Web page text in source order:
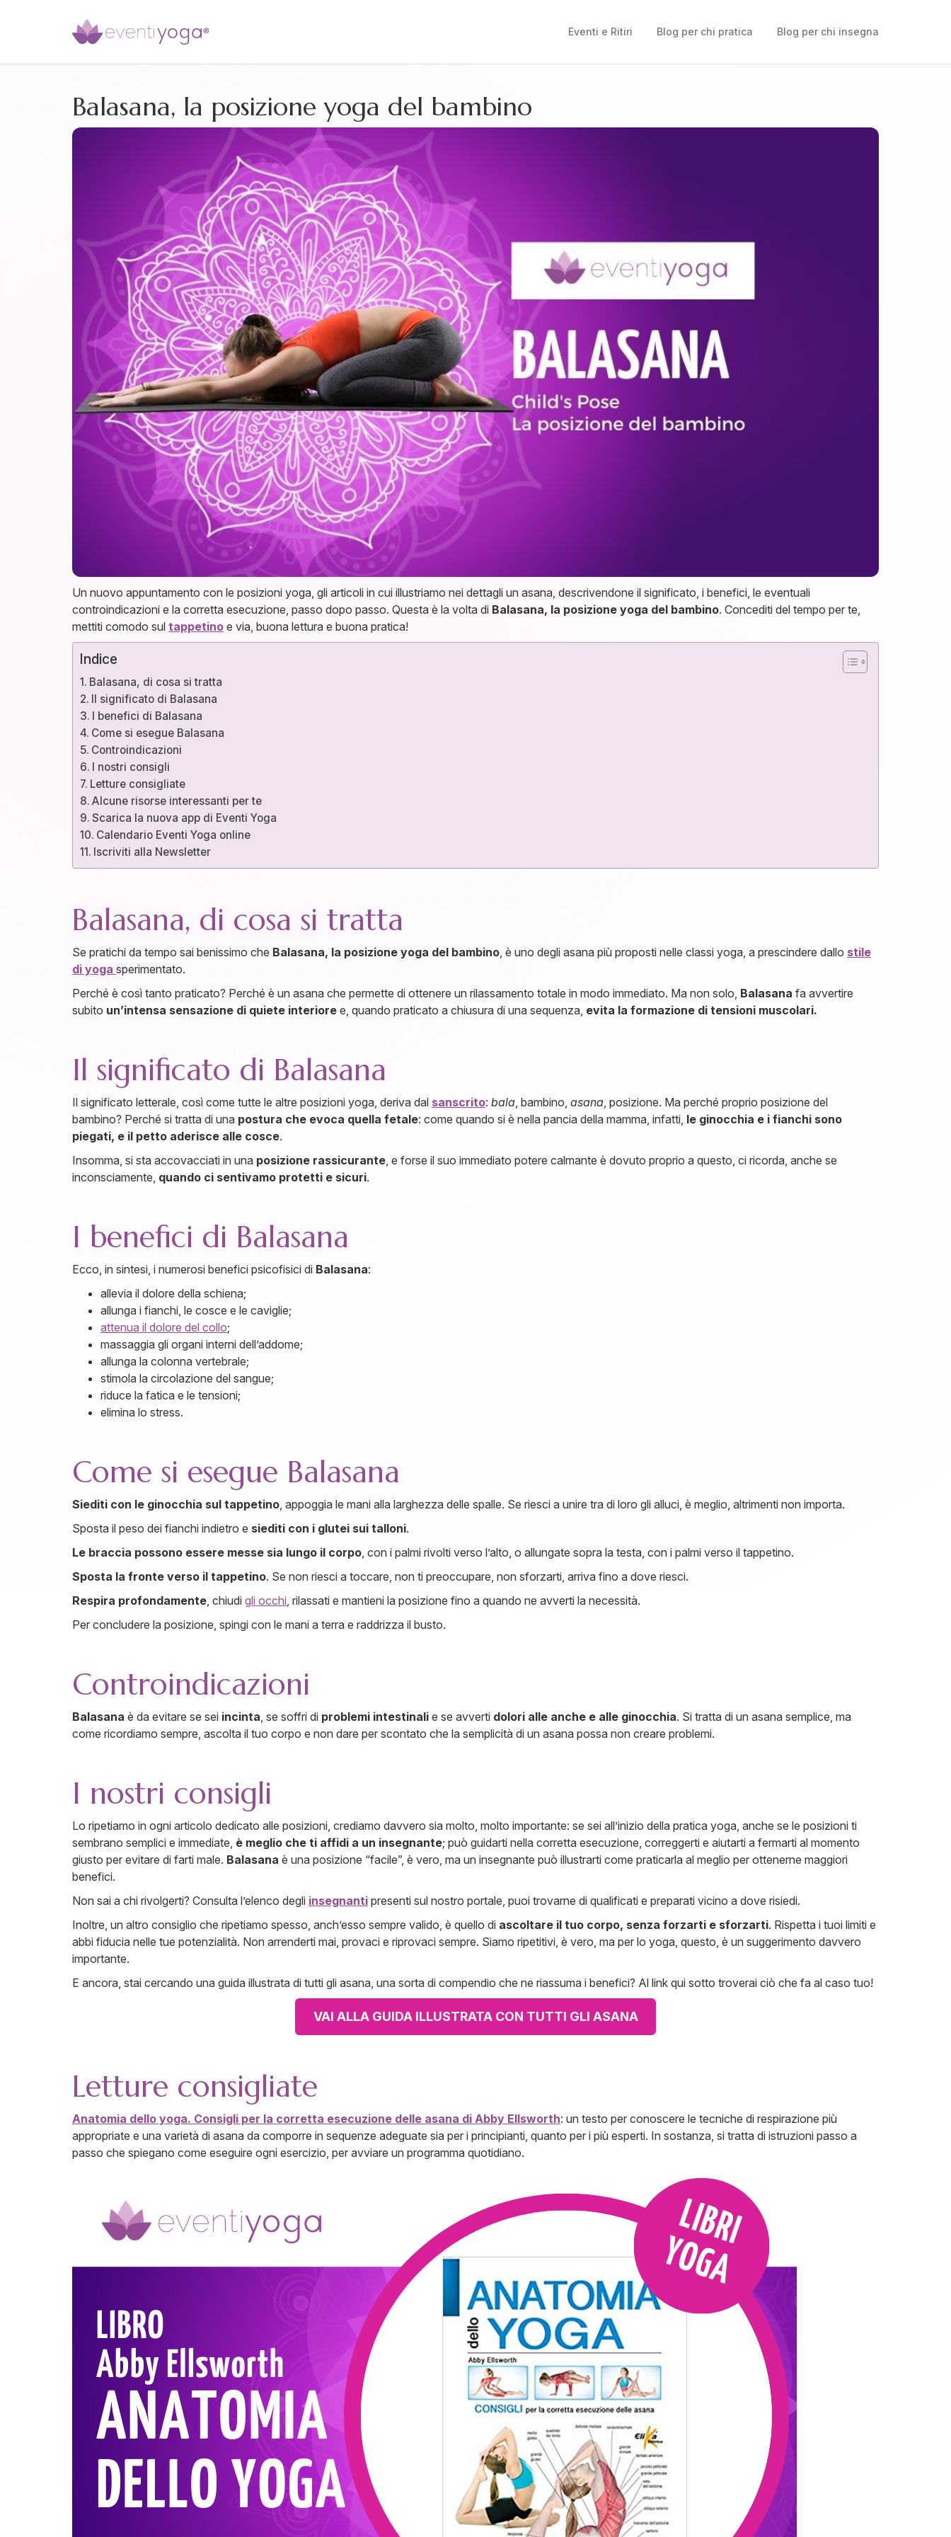
Eventi e Ritiri Blog per chi pratica Blog per chi insegna
Balasana, la posizione yoga del bambino
Un nuovo appuntamento con le posizioni yoga, gli articoli in cui illustriamo nei dettagli un asana, descrivendone il significato, i benefici, le eventuali
controindicazioni e la corretta esecuzione, passo dopo passo. Questa è la volta di Balasana, la posizione yoga del bambino. Concediti del tempo per te,
mettiti comodo sul tappetino e via, buona lettura e buona pratica!
Indice
Balasana, di cosa si tratta
Il significato di Balasana
I benefici di Balasana
Come si esegue Balasana
Controindicazioni
I nostri consigli
Letture consigliate
Alcune risorse interessanti per te
Scarica la nuova app di Eventi Yoga
Calendario Eventi Yoga online
Iscriviti alla Newsletter
Balasana, di cosa si tratta
Se pratichi da tempo sai benissimo che Balasana, la posizione yoga del bambino , è uno degli asana più proposti nelle classi yoga, a prescindere dallo stile
di yoga sperimentato.
Perché è così tanto praticato? Perché è un asana che permette di ottenere un rilassamento totale in modo immediato. Ma non solo, Balasana fa avvertire
subito un’intensa sensazione di quiete interiore e, quando praticato a chiusura di una sequenza, evita la formazione di tensioni muscolari.
Il significato di Balasana
Il significato letterale, così come tutte le altre posizioni yoga, deriva dal sanscrito: bala , bambino, asana , posizione. Ma perché proprio posizione del
bambino? Perché si tratta di una postura che evoca quella fetale: come quando si è nella pancia della mamma, infatti, le ginocchia e i fianchi sono
piegati, e il petto aderisce alle cosce.
Insomma, si sta accovacciati in una posizione rassicurante , e forse il suo immediato potere calmante è dovuto proprio a questo, ci ricorda, anche se
inconsciamente, quando ci sentivamo protetti e sicuri.
I benefici di Balasana
Ecco, in sintesi, i numerosi benefici psicofisici di Balasana:
allevia il dolore della schiena;
allunga i fianchi, le cosce e le caviglie;
attenua il dolore del collo;
massaggia gli organi interni dell’addome;
allunga la colonna vertebrale;
stimola la circolazione del sangue;
riduce la fatica e le tensioni;
elimina lo stress.
Come si esegue Balasana
Siediti con le ginocchia sul tappetino , appoggia le mani alla larghezza delle spalle. Se riesci a unire tra di loro gli alluci, è meglio, altrimenti non importa.
Sposta il peso dei fianchi indietro e siediti con i glutei sui talloni.
Le braccia possono essere messe sia lungo il corpo , con i palmi rivolti verso l’alto, o allungate sopra la testa, con i palmi verso il tappetino.
Sposta la fronte verso il tappetino. Se non riesci a toccare, non ti preoccupare, non sforzarti, arriva fino a dove riesci.
Respira profondamente , chiudi gli occhi , rilassati e mantieni la posizione fino a quando ne avverti la necessità.
Per concludere la posizione, spingi con le mani a terra e raddrizza il busto.
Controindicazioni
Balasana è da evitare se sei incinta , se soffri di problemi intestinali e se avverti dolori alle anche e alle ginocchia. Si tratta di un asana semplice, ma
come ricordiamo sempre, ascolta il tuo corpo e non dare per scontato che la semplicità di un asana possa non creare problemi.
I nostri consigli
Lo ripetiamo in ogni articolo dedicato alle posizioni, crediamo davvero sia molto, molto importante: se sei all’inizio della pratica yoga, anche se le posizioni ti
sembrano semplici e immediate, è meglio che ti affidi a un insegnante; può guidarti nella corretta esecuzione, correggerti e aiutarti a fermarti al momento
giusto per evitare di farti male. Balasana è una posizione “facile”, è vero, ma un insegnante può illustrarti come praticarla al meglio per ottenerne maggiori
benefici.
Non sai a chi rivolgerti? Consulta l’elenco degli insegnanti presenti sul nostro portale, puoi trovarne di qualificati e preparati vicino a dove risiedi.
Inoltre, un altro consiglio che ripetiamo spesso, anch’esso sempre valido, è quello di ascoltare il tuo corpo, senza forzarti e sforzarti. Rispetta i tuoi limiti e
abbi fiducia nelle tue potenzialità. Non arrenderti mai, provaci e riprovaci sempre. Siamo ripetitivi, è vero, ma per lo yoga, questo, è un suggerimento davvero
importante.
E ancora, stai cercando una guida illustrata di tutti gli asana, una sorta di compendio che ne riassuma i benefici? Al link qui sotto troverai ciò che fa al caso tuo!
VAI ALLA GUIDA ILLUSTRATA CON TUTTI GLI ASANA
Letture consigliate
Anatomia dello yoga. Consigli per la corretta esecuzione delle asana di Abby Ellsworth: un testo per conoscere le tecniche di respirazione più
appropriate e una varietà di asana da comporre in sequenze adeguate sia per i principianti, quanto per i più esperti. In sostanza, si tratta di istruzioni passo a
passo che spiegano come eseguire ogni esercizio, per avviare un programma quotidiano.